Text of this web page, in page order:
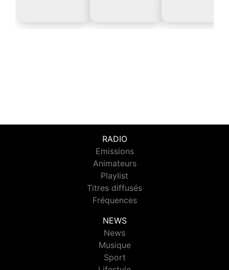
RADIO
Emissions
Animateurs
Playlist
Titres diffusés
Fréquences
NEWS
News
Musique
Sport